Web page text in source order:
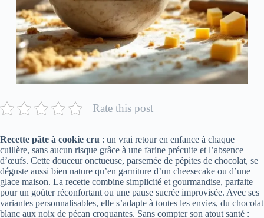
Rate this post
Recette pâte à cookie cru : un vrai retour en enfance à chaque
cuillère, sans aucun risque grâce à une farine précuite et l’absence
d’œufs. Cette douceur onctueuse, parsemée de pépites de chocolat, se
déguste aussi bien nature qu’en garniture d’un cheesecake ou d’une
glace maison. La recette combine simplicité et gourmandise, parfaite
pour un goûter réconfortant ou une pause sucrée improvisée. Avec ses
variantes personnalisables, elle s’adapte à toutes les envies, du chocolat
blanc aux noix de pécan croquantes. Sans compter son atout santé :